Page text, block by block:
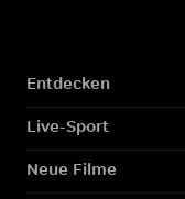
Entdecken
Live-Sport
Neue Filme